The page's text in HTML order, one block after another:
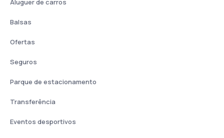
Aluguer de carros
Balsas
Ofertas
Seguros
Parque de estacionamento
Transferência
Eventos desportivos